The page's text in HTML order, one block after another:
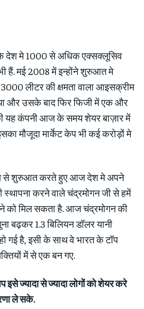
देश मे 1000 से अधिक एक्सक्लूसिव
हैं. मई 2008 में इन्होंने शुरुआत मे
लीटर की क्षमता वाला आइसक्रीम
और उसके बाद फिर फिजी में एक और
यह कंपनी आज के समय शेयर बाज़ार में
मौजूदा मार्केट केप भी कई करोड़ों मे
से शुरुआत करते हुए आज देश मे अपने
स्थापना करने वाले चंद्रमोगन जी से हमें
को मिल सकता है. आज चंद्रमोगन की
बढ़कर 1.3 बिलियन डॉलर यानी
गई है, इसी के साथ वे भारत के टॉप
में से एक बन गए.
ज्यादा से ज्यादा लोगों को शेयर करे
ले सके.